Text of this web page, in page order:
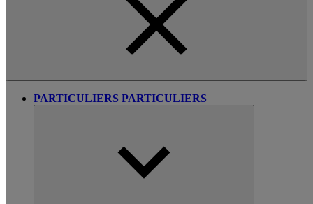
PARTICULIERS PARTICULIERS